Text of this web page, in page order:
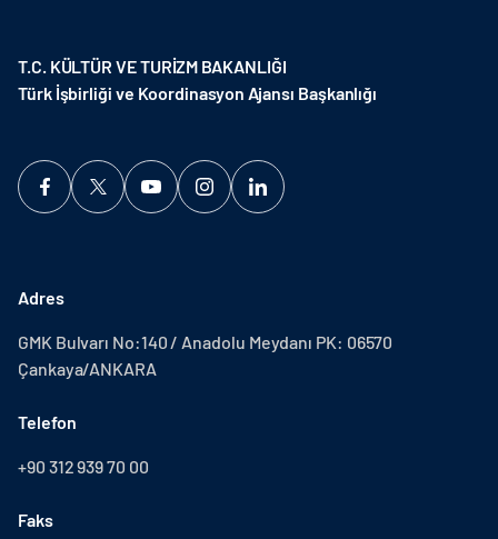
T.C. KÜLTÜR VE TURİZM BAKANLIĞI
Türk İşbirliği ve Koordinasyon Ajansı Başkanlığı
Adres
GMK Bulvarı No:140 / Anadolu Meydanı PK: 06570
Çankaya/ANKARA
Telefon
+90 312 939 70 00
Faks